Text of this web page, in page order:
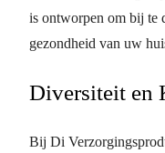
is ontworpen om bij te
gezondheid van uw
Diversiteit en
Bij Di